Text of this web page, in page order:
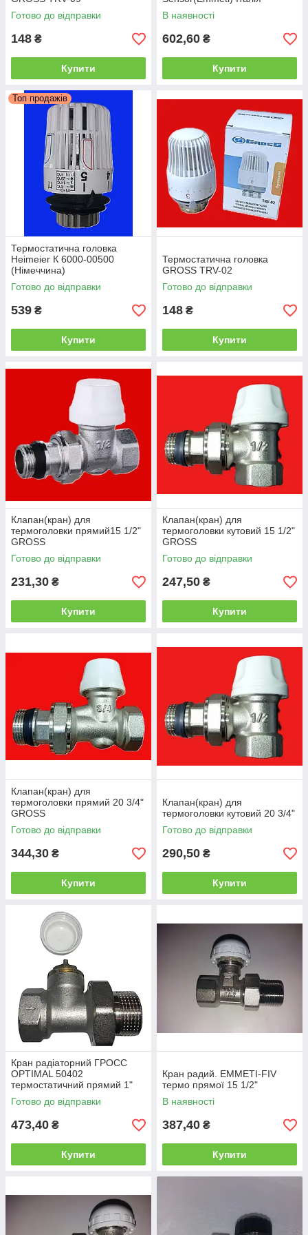
Готово до відправки
148 ₴
Купити
В наявності
602,60 ₴
Купити
Топ продажів
Термостатична головка
Heimeier К 6000-00500
(Німеччина)
Готово до відправки
539 ₴
Купити
Термостатична головка
GROSS TRV-02
Готово до відправки
148 ₴
Купити
Клапан(кран) для
термоголовки прямий15 1/2"
GROSS
Готово до відправки
231,30 ₴
Купити
Клапан(кран) для
термоголовки кутовий 15 1/2"
GROSS
Готово до відправки
247,50 ₴
Купити
Клапан(кран) для
термоголовки прямий 20 3/4"
GROSS
Готово до відправки
344,30 ₴
Купити
Клапан(кран) для
термоголовки кутовий 20 3/4"
Готово до відправки
290,50 ₴
Купити
Кран радіаторний ГРОСС
OPTIMAL 50402
термостатичний прямий 1"
Готово до відправки
473,40 ₴
Купити
Кран радий. EMMETI-FIV
термо прямої 15 1/2"
В наявності
387,40 ₴
Купити